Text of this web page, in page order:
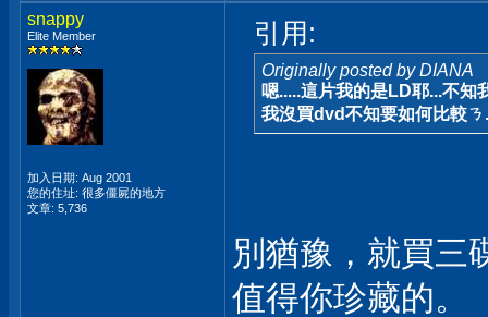
snappy
Elite Member
加入日期: Aug 2001
您的住址: 很多僵屍的地方
文章: 5,736
引用:
Originally posted by DIANA
嗯.....這片我的是LD耶...不知
我沒買dvd不知要如何比較ㄋ
別猶豫，就買三
值得你珍藏的。